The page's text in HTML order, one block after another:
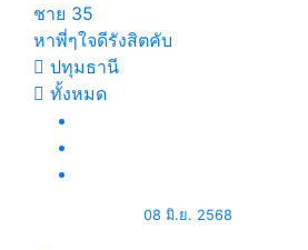
ชาย 35
หาพี่ๆใจดีรังสิตคับ
ปทุมธานี
ทั้งหมด
08 มิ.ย. 2568